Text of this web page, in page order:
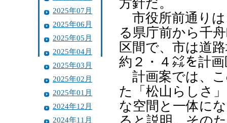
2025年07月
2025年06月
2025年05月
2025年04月
2025年03月
2025年02月
2025年01月
2024年12月
2024年11月
方針だ。
市役所前通りは
る県庁前から千
区間で、市は道
約２・４㌶を計
計画案では、こ
た「松山らしさ
な空間と一体に